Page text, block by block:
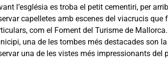
l’església es troba el petit cementiri, per
capelletes amb escenes del viacrucis
com el Foment del Turisme de
una de les tombes més destacades son
una de les vistes més impressionants del